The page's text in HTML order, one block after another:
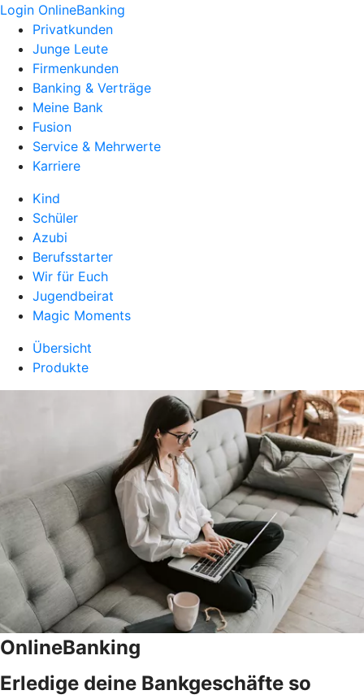
Login OnlineBanking
Privatkunden
Junge Leute
Firmenkunden
Banking & Verträge
Meine Bank
Fusion
Service & Mehrwerte
Karriere
Kind
Schüler
Azubi
Berufsstarter
Wir für Euch
Jugendbeirat
Magic Moments
Übersicht
Produkte
OnlineBanking
Erledige deine Bankgeschäfte so